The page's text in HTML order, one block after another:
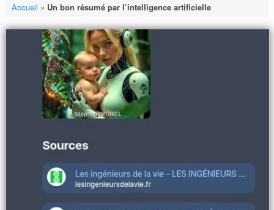
Accueil » Un bon résumé par l’intelligence artificielle